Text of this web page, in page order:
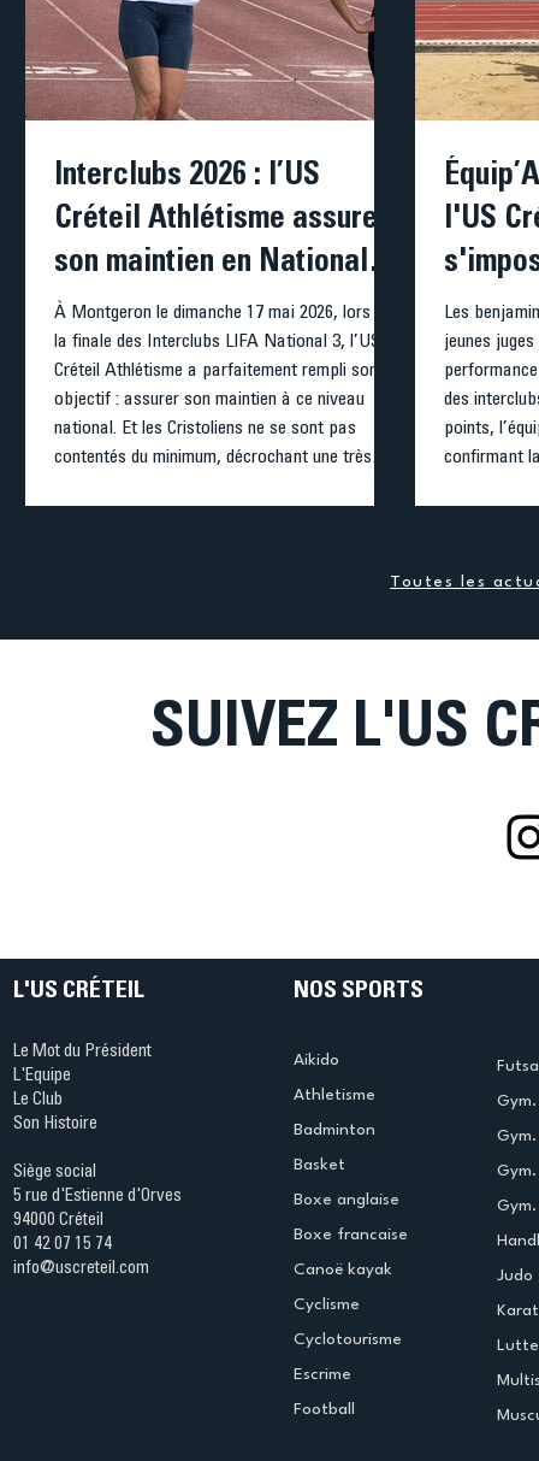
Interclubs 2026 : l’US
Créteil Athlétisme assure
son maintien en National 3
avec une superbe 2ème
place
À Montgeron le dimanche 17 mai 2026, lors de
la finale des Interclubs LIFA National 3, l’US
Créteil Athlétisme a parfaitement rempli son
objectif : assurer son maintien à ce niveau
national. Et les Cristoliens ne se sont pas
contentés du minimum, décrochant une très
l'US
le
Les
jeunes
des
points,
confirmant
javelot et
Toutes les
SUIVEZ L'US
L'US CRÉTEIL
Le Mot du Président
L'Equipe
Le Club
Son Histoire
Siège social
5 rue d'Estienne d'Orves
94000 Créteil
01 42 07 15 74
info@uscreteil.com
NOS SPORTS
Aikido
Athletisme
Badminton
Basket
Boxe anglaise
Boxe francaise
Canoë kayak
Cyclisme
Cyclotourisme
Escrime
Football
Judo
Lutte